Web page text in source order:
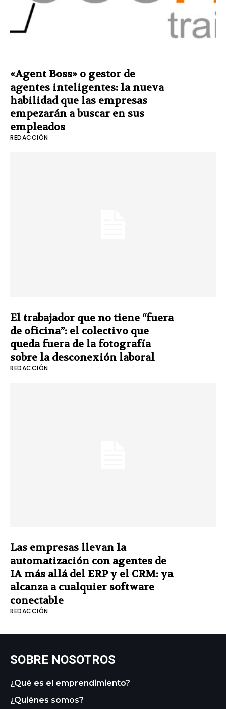
«Agent Boss» o gestor de
agentes inteligentes: la nueva
habilidad que las empresas
empezarán a buscar en sus
empleados
REDACCIÓN
El trabajador que no tiene “fuera
de oficina”: el colectivo que
queda fuera de la fotografía
sobre la desconexión laboral
REDACCIÓN
Las empresas llevan la
automatización con agentes de
IA más allá del ERP y el CRM: ya
alcanza a cualquier software
conectable
REDACCIÓN
SOBRE NOSOTROS
¿Qué es el emprendimiento?
¿Quiénes somos?